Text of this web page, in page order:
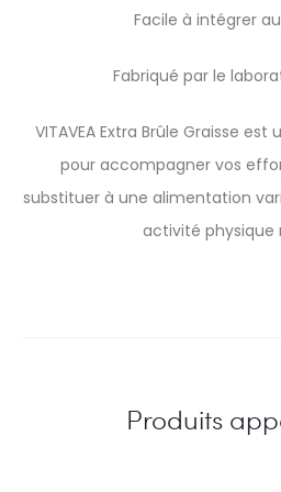
Facile à intégrer
Fabriqué par le
VITAVEA Extra Brûle Graisse
pour accompagner vos
substituer à une alimentation
activité physique
Produits